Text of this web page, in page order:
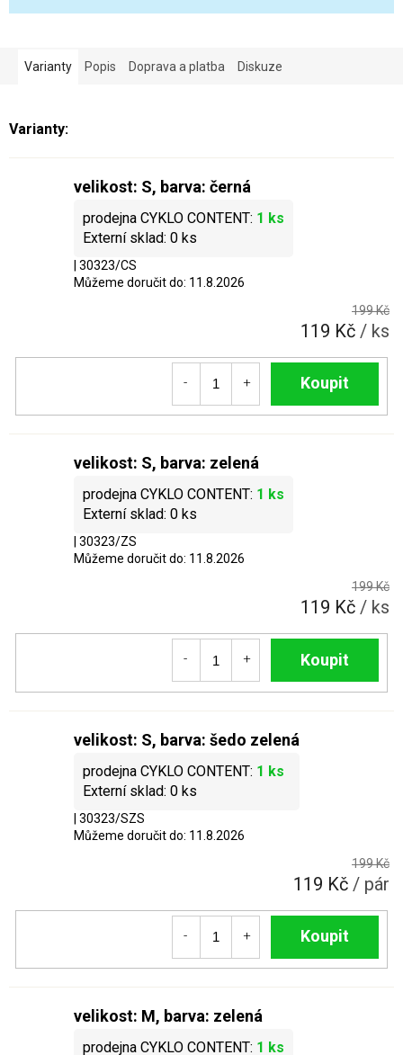
Varianty Popis Doprava a platba Diskuze
velikost: S, barva: černá
1 ks
0 ks
| 30323/CS
Můžeme doručit do: 11.8.2026
199 Kč
119 Kč / ks
Do košíku
velikost: S, barva: zelená
1 ks
0 ks
| 30323/ZS
Můžeme doručit do: 11.8.2026
199 Kč
119 Kč / ks
Do košíku
velikost: S, barva: šedo zelená
1 ks
0 ks
| 30323/SZS
Můžeme doručit do: 11.8.2026
199 Kč
119 Kč / pár
Do košíku
velikost: M, barva: zelená
1 ks